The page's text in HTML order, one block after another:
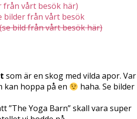
från vårt besök här)
bilder från vårt besök
(se bild från vårt besök här)
som är en skog med vilda apor. Var
hoppa på en
haha. Se bilder
”The Yoga Barn” skall vara super